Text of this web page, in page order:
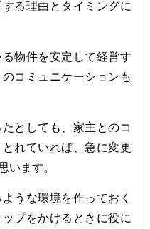
る理由とタイミングに
物件を安定して経営す
コミュニケーションも
としても、家主とのコ
れていれば、急に変更
います。
うな環境を作っておく
プをかけるときに役に